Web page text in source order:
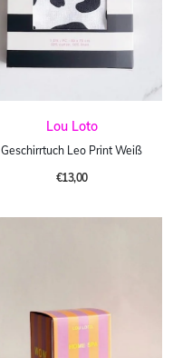
Lou Loto
Geschirrtuch Leo Print Weiß
€13,00